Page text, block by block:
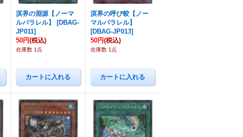
溟界の淵源【ノーマ
ルパラレル】
[DBAG-
JP011]
50円(税込)
在庫数 1点
溟界の呼び蛟【ノー
マルパラレル】
[DBAG-JP013]
50円(税込)
在庫数 1点